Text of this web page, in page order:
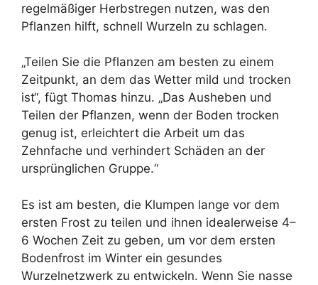
regelmäßiger Herbstregen nutzen, was den
Pflanzen hilft, schnell Wurzeln zu schlagen.
„Teilen Sie die Pflanzen am besten zu einem
Zeitpunkt, an dem das Wetter mild und trocken
ist“, fügt Thomas hinzu. „Das Ausheben und
Teilen der Pflanzen, wenn der Boden trocken
genug ist, erleichtert die Arbeit um das
Zehnfache und verhindert Schäden an der
ursprünglichen Gruppe.“
Es ist am besten, die Klumpen lange vor dem
ersten Frost zu teilen und ihnen idealerweise 4–
6 Wochen Zeit zu geben, um vor dem ersten
Bodenfrost im Winter ein gesundes
Wurzelnetzwerk zu entwickeln. Wenn Sie nasse